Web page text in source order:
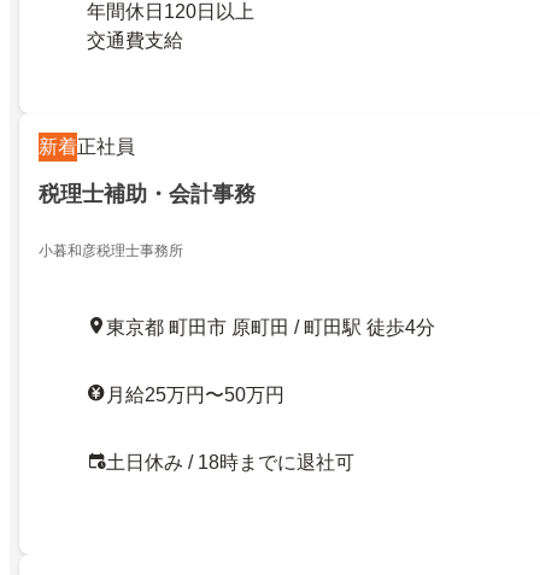
年間休日120日以上
交通費支給
新着正社員
税理士補助・会計事務
小暮和彦税理士事務所
東京都 町田市 原町田 / 町田駅 徒歩4分
月給25万円〜50万円
土日休み / 18時までに退社可